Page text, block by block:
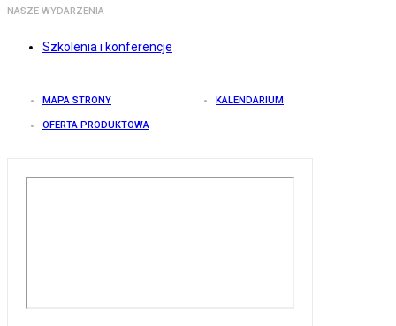
NASZE WYDARZENIA
Szkolenia i konferencje
MAPA STRONY KALENDARIUM
OFERTA PRODUKTOWA